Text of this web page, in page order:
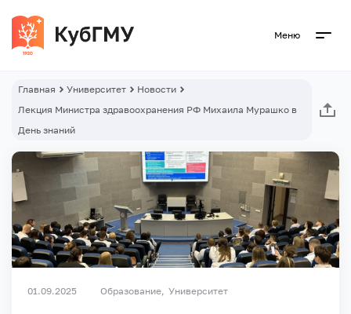
Меню
Главная Университет
Новости
Лекция Министра здравоохранения РФ Михаила Мурашко в
День знаний
01.09.2025 Образование Университет